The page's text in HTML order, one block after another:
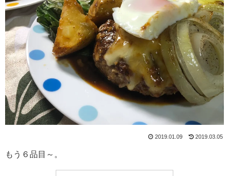
2019.01.09 2019.03.05
もう６品目～。